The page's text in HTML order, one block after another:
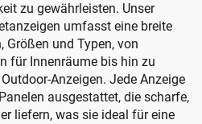
zu gewährleisten. Unser
umfasst eine breite
Größen und Typen, von
für Innenräume bis hin zu
Anzeigen. Jede Anzeige
ausgestattet, die scharfe,
liefern, was sie ideal für eine